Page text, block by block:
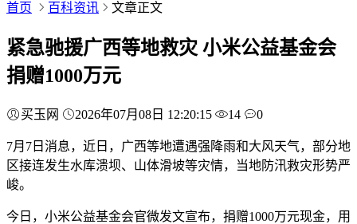
首页 百科资讯 文章正文
紧急驰援广西等地救灾 小米公益基金会
捐赠1000万元
买玉网 2026年07月08日 12:20:15 14 0
7月7日消息，近日，广西等地遭遇强降雨和大风天气，部分地
区接连发生水库溃坝、山体滑坡等灾情，当地防汛救灾形势严
峻。
今日，小米公益基金会官微发文宣布，捐赠1000万元现金，用